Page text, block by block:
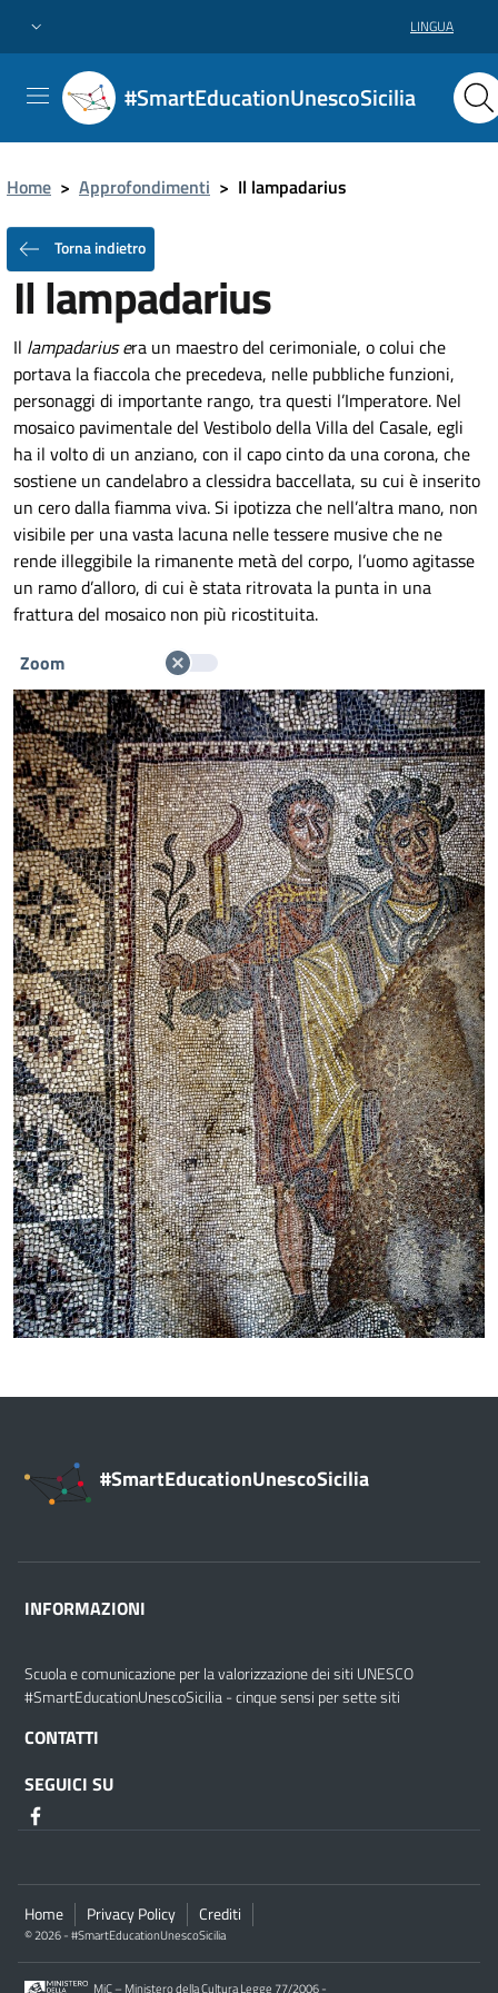
LINGUA
#SmartEducationUnescoSicilia
Home > Approfondimenti > Il lampadarius
Torna indietro
Il lampadarius
Il lampadarius era un maestro del cerimoniale, o colui che
portava la fiaccola che precedeva, nelle pubbliche funzioni,
personaggi di importante rango, tra questi l’Imperatore. Nel
mosaico pavimentale del Vestibolo della Villa del Casale, egli
ha il volto di un anziano, con il capo cinto da una corona, che
sostiene un candelabro a clessidra baccellata, su cui è inserito
un cero dalla fiamma viva. Si ipotizza che nell’altra mano, non
visibile per una vasta lacuna nelle tessere musive che ne
rende illeggibile la rimanente metà del corpo, l’uomo agitasse
un ramo d’alloro, di cui è stata ritrovata la punta in una
frattura del mosaico non più ricostituita.
Zoom
#SmartEducationUnescoSicilia
INFORMAZIONI
Scuola e comunicazione per la valorizzazione dei siti UNESCO
#SmartEducationUnescoSicilia - cinque sensi per sette siti
CONTATTI
SEGUICI SU
Home Privacy Policy Crediti
© 2026 - #SmartEducationUnescoSicilia
MiC – Ministero della Cultura Legge 77/2006 -